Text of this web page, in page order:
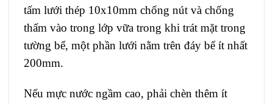
tấm lưới thép 10x10mm chống nút và chống
thấm vào trong lớp vữa trong khi trát mặt trong
tường bể, một phần lưới nằm trên đáy bể ít nhất
200mm.
Nếu mực nước ngầm cao, phải chèn thêm ít